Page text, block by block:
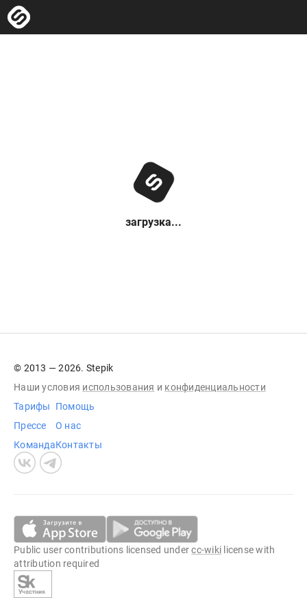
загрузка...
© 2013 — 2026. Stepik
Наши условия использования и конфиденциальности
Тарифы
Прессе
Команда
Помощь
О нас
Контакты
Public user contributions licensed undercc-wiki license with
attribution required